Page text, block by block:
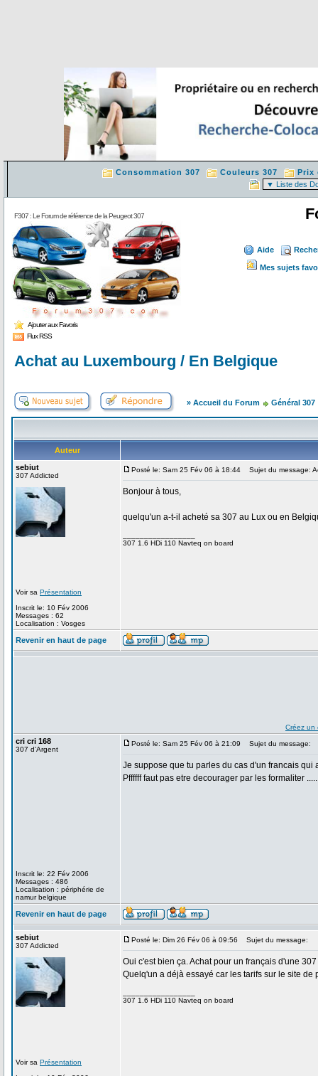
Consommation 307 Couleurs 307 Prix
F307 : Le Forum de référence de la Peugeot 307
Ajouter aux Favoris
Flux RSS
Aide
Mes sujets
Achat au Luxembourg / En Belgique
» Accueil du Forum Général 307
Auteur
sebiut
307 Addicted
Voir sa Présentation
Inscrit le: 10 Fév 2006
Messages : 62
Localisation : Vosges
Posté le: Sam 25 Fév 06 à 18:44 Sujet du message:
Bonjour à tous,
quelqu'un a-t-il acheté sa 307 au Lux ou en
307 1.6 HDi 110 Navteq on board
Revenir en haut de page
Créez un
cri cri 168
307 d'Argent
Inscrit le: 22 Fév 2006
Messages : 486
Localisation : périphérie de
namur belgique
Posté le: Sam 25 Fév 06 à 21:09 Sujet du message:
Je suppose que tu parles du cas d'un francais
Pffffff faut pas etre decourager par les formaliter .....
Revenir en haut de page
sebiut
307 Addicted
Voir sa Présentation
Posté le: Dim 26 Fév 06 à 09:56 Sujet du message:
Oui c'est bien ça. Achat pour un français d'une
Quelq'un a déjà essayé car les tarifs sur le site
307 1.6 HDi 110 Navteq on board